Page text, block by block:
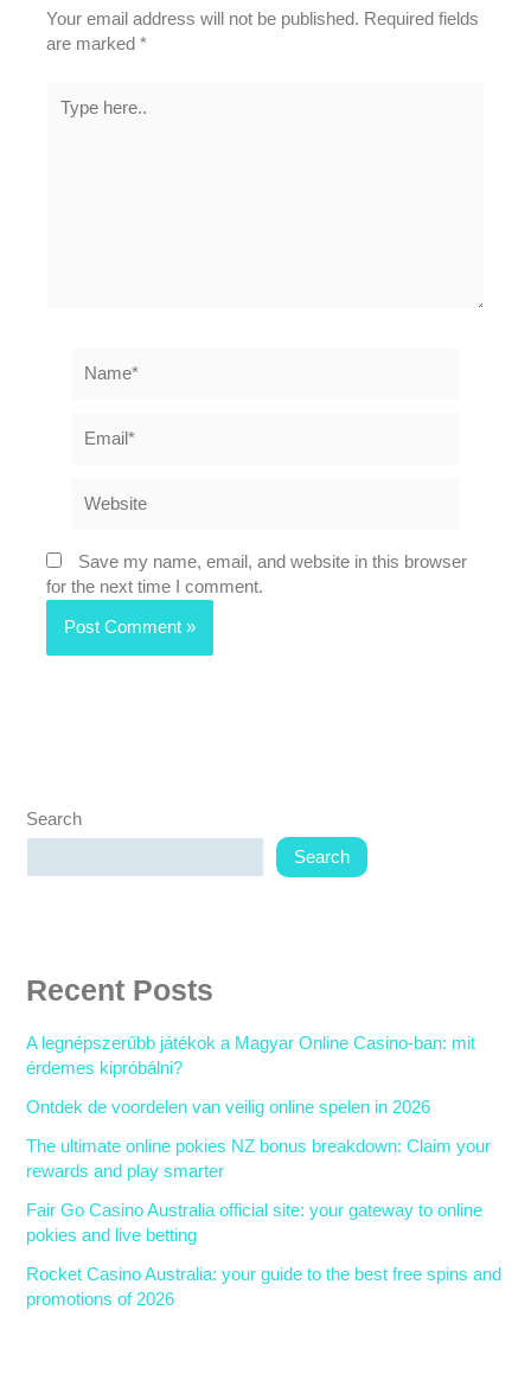
Your email address will not be published. Required fields
are marked*
here..
Save my name, email, and website in this browser
for the next time I comment.
Search
Search
Recent Posts
A legnépszerűbb játékok a Magyar Online Casino-ban: mit
érdemes kipróbálni?
Ontdek de voordelen van veilig online spelen in 2026
The ultimate online pokies NZ bonus breakdown: Claim your
rewards and play smarter
Fair Go Casino Australia official site: your gateway to online
pokies and live betting
Rocket Casino Australia: your guide to the best free spins and
promotions of 2026